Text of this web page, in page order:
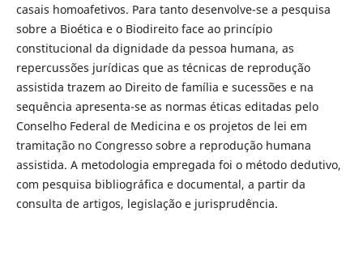
casais homoafetivos. Para tanto desenvolve-se a pesquisa
sobre a Bioética e o Biodireito face ao princípio
constitucional da dignidade da pessoa humana, as
repercussões jurídicas que as técnicas de reprodução
assistida trazem ao Direito de família e sucessões e na
sequência apresenta-se as normas éticas editadas pelo
Conselho Federal de Medicina e os projetos de lei em
tramitação no Congresso sobre a reprodução humana
assistida. A metodologia empregada foi o método dedutivo,
com pesquisa bibliográfica e documental, a partir da
consulta de artigos, legislação e jurisprudência.